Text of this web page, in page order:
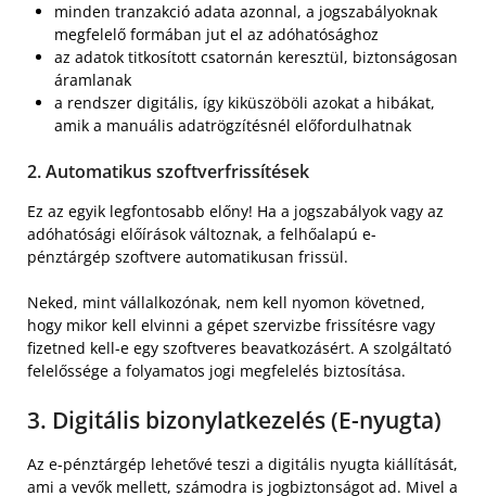
minden tranzakció adata azonnal, a jogszabályoknak
megfelelő formában jut el az adóhatósághoz
az adatok titkosított csatornán keresztül, biztonságosan
áramlanak
a rendszer digitális, így kiküszöböli azokat a hibákat,
amik a manuális adatrögzítésnél előfordulhatnak
2. Automatikus szoftverfrissítések
Ez az egyik legfontosabb előny! Ha a jogszabályok vagy az
adóhatósági előírások változnak, a felhőalapú e-
pénztárgép szoftvere automatikusan frissül.
Neked, mint vállalkozónak, nem kell nyomon követned,
hogy mikor kell elvinni a gépet szervizbe frissítésre vagy
fizetned kell-e egy szoftveres beavatkozásért. A szolgáltató
felelőssége a folyamatos jogi megfelelés biztosítása.
3. Digitális bizonylatkezelés (E-nyugta)
Az e-pénztárgép lehetővé teszi a digitális nyugta kiállítását,
ami a vevők mellett, számodra is jogbiztonságot ad. Mivel a